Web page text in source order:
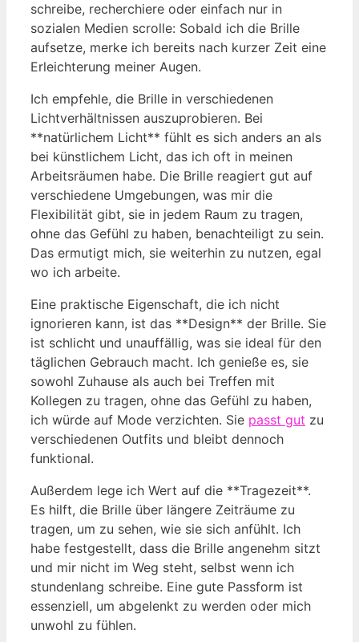
schreibe, recherchiere oder einfach nur in
sozialen Medien scrolle: Sobald ich die Brille
aufsetze, merke ich bereits nach kurzer Zeit eine
Erleichterung meiner Augen.
Ich empfehle, die Brille in verschiedenen
Lichtverhältnissen auszuprobieren. Bei
**natürlichem Licht** fühlt es sich anders an als
bei künstlichem Licht, das ich oft in meinen
Arbeitsräumen habe. Die Brille reagiert gut auf
verschiedene Umgebungen, was mir die
Flexibilität gibt, sie in jedem Raum zu tragen,
ohne das Gefühl zu haben, benachteiligt zu sein.
Das ermutigt mich, sie weiterhin zu nutzen, egal
wo ich arbeite.
Eine praktische Eigenschaft, die ich nicht
ignorieren kann, ist das **Design** der Brille. Sie
ist schlicht und unauffällig, was sie ideal für den
täglichen Gebrauch macht. Ich genieße es, sie
sowohl Zuhause als auch bei Treffen mit
Kollegen zu tragen, ohne das Gefühl zu haben,
ich würde auf Mode verzichten. Sie passt gut zu
verschiedenen Outfits und bleibt dennoch
funktional.
Außerdem lege ich Wert auf die **Tragezeit**.
Es hilft, die Brille über längere Zeiträume zu
tragen, um zu sehen, wie sie sich anfühlt. Ich
habe festgestellt, dass die Brille angenehm sitzt
und mir nicht im Weg steht, selbst wenn ich
stundenlang schreibe. Eine gute Passform ist
essenziell, um abgelenkt zu werden oder mich
unwohl zu fühlen.